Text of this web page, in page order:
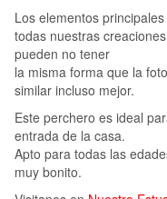
Los elementos
todas nuestras
pueden no tener
la misma forma que la
similar incluso mejor.
Este perchero es ideal
entrada de la casa.
Apto para todas las
muy bonito.